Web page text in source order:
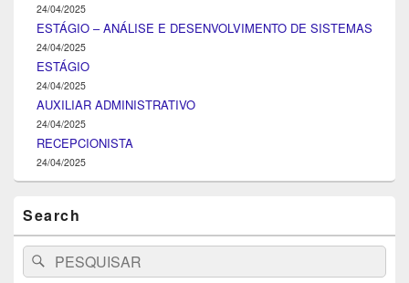
24/04/2025
ESTÁGIO – ANÁLISE E DESENVOLVIMENTO DE SISTEMAS
24/04/2025
ESTÁGIO
24/04/2025
AUXILIAR ADMINISTRATIVO
24/04/2025
RECEPCIONISTA
24/04/2025
Search
Search
for:
Pesquisar